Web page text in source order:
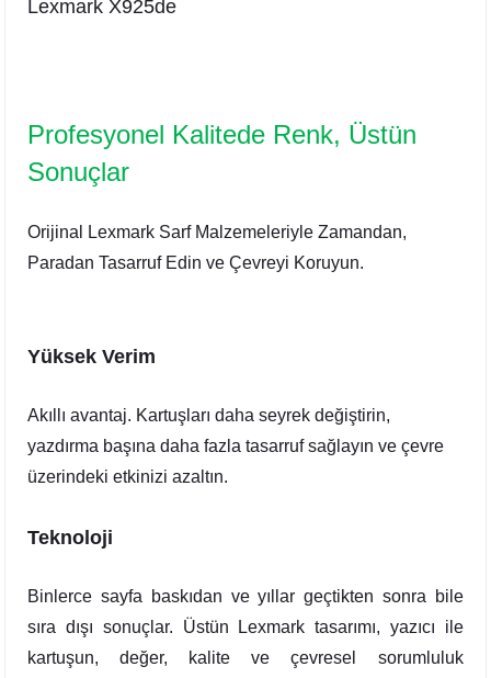
Lexmark X925de
Profesyonel Kalitede Renk, Üstün
Sonuçlar
Orijinal Lexmark Sarf Malzemeleriyle Zamandan,
Paradan Tasarruf Edin ve Çevreyi Koruyun.
Yüksek Verim
Akıllı avantaj. Kartuşları daha seyrek değiştirin,
yazdırma başına daha fazla tasarruf sağlayın ve çevre
üzerindeki etkinizi azaltın.
Teknoloji
Binlerce sayfa baskıdan ve yıllar geçtikten sonra bile
sıra dışı sonuçlar. Üstün Lexmark tasarımı, yazıcı ile
kartuşun, değer, kalite ve çevresel sorumluluk